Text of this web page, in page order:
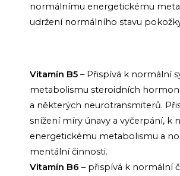
normálnímu energetickému
udržení normálního stavu
Vitamín B5 – Přispívá k normální
metabolismu steroidních
a některých neurotransmiterů.
snížení míry únavy a vyčerpání, k
energetickému metabolismu a
mentální činnosti.
Vitamín B6 – přispívá k normální